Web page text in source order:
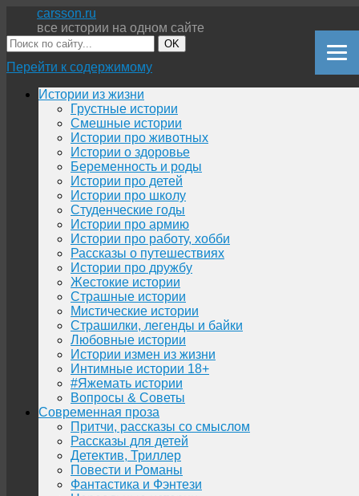
carsson.ru
все истории на одном сайте
OK
Перейти к содержимому
Истории из жизни
Грустные истории
Смешные истории
Истории про животных
Истории о здоровье
Беременность и роды
Истории про детей
Истории про школу
Студенческие годы
Истории про армию
Истории про работу, хобби
Рассказы о путешествиях
Истории про дружбу
Жестокие истории
Страшные истории
Мистические истории
Страшилки, легенды и байки
Любовные истории
Истории измен из жизни
Интимные истории 18+
#Яжемать истории
Вопросы & Советы
Современная проза
Притчи, рассказы со смыслом
Рассказы для детей
Детектив, Триллер
Повести и Романы
Фантастика и Фэнтези